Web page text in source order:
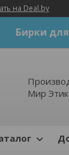
на Deal.by
Бирки
Мир